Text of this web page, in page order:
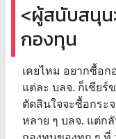
<ผู้สนับสนุน
กองทุน
เคยไหม อยากซื้อก
แต่ละ บลจ. ก็เชียร์
ตัดสินใจจะซื้อกระ
หลาย ๆ บลจ. แต่ก